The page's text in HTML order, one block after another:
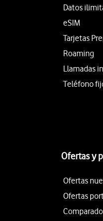
Datos
eSIM
Tarjetas
Roaming
Llamadas
Teléfono
Ofertas y
Ofertas
Ofertas